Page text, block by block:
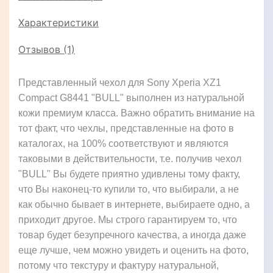
Характеристики
Отзывов (1)
Представленный чехол для Sony Xperia XZ1
Compact G8441 "BULL" выполнен из натуральной
кожи премиум класса. Важно обратить внимание на
тот факт, что чехлы, представленные на фото в
каталогах, на 100% соответствуют и являются
таковыми в действительности, т.е. получив чехол
"BULL" Вы будете приятно удивлены тому факту,
что Вы наконец-то купили то, что выбирали, а не
как обычно бывает в интернете, выбираете одно, а
приходит другое. Мы строго гарантируем то, что
товар будет безупречного качества, а иногда даже
еще лучше, чем можно увидеть и оценить на фото,
потому что текстуру и фактуру натуральной,